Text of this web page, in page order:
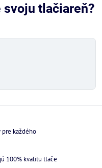
svoju tlačiareň?
pre každého
100% kvalitu tlače